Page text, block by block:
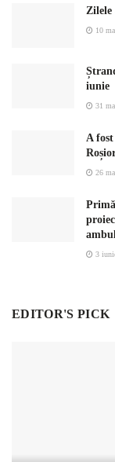
Zilele
10
iunie
31
A
26
3
EDITOR'S PICK